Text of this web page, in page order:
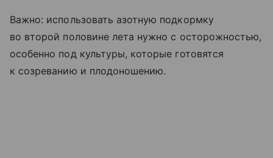
Важно: использовать азотную подкормку
во второй половине лета нужно с осторожностью,
особенно под культуры, которые готовятся
к созреванию и плодоношению.